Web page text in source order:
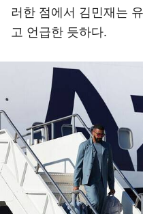
러한 점에서 김민재는
고 언급한 듯하다.